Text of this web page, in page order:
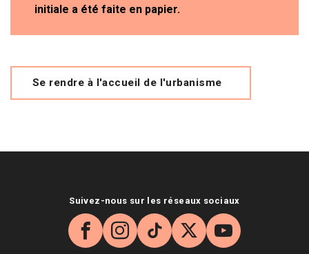
initiale a été faite en papier.
Se rendre à l'accueil de l'urbanisme
Suivez-nous sur les réseaux sociaux
Facebook
Instagram
TikTok
X YouTube